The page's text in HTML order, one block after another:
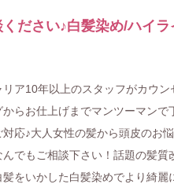
ださい♪白髪染め/ハイラ
リア10年以上のスタッフがカウン
からお仕上げまでマンツーマンで
対応♪大人女性の髪から頭皮のお
んでもご相談下さい！話題の髪質
髪をいかした白髪染めでより綺麗